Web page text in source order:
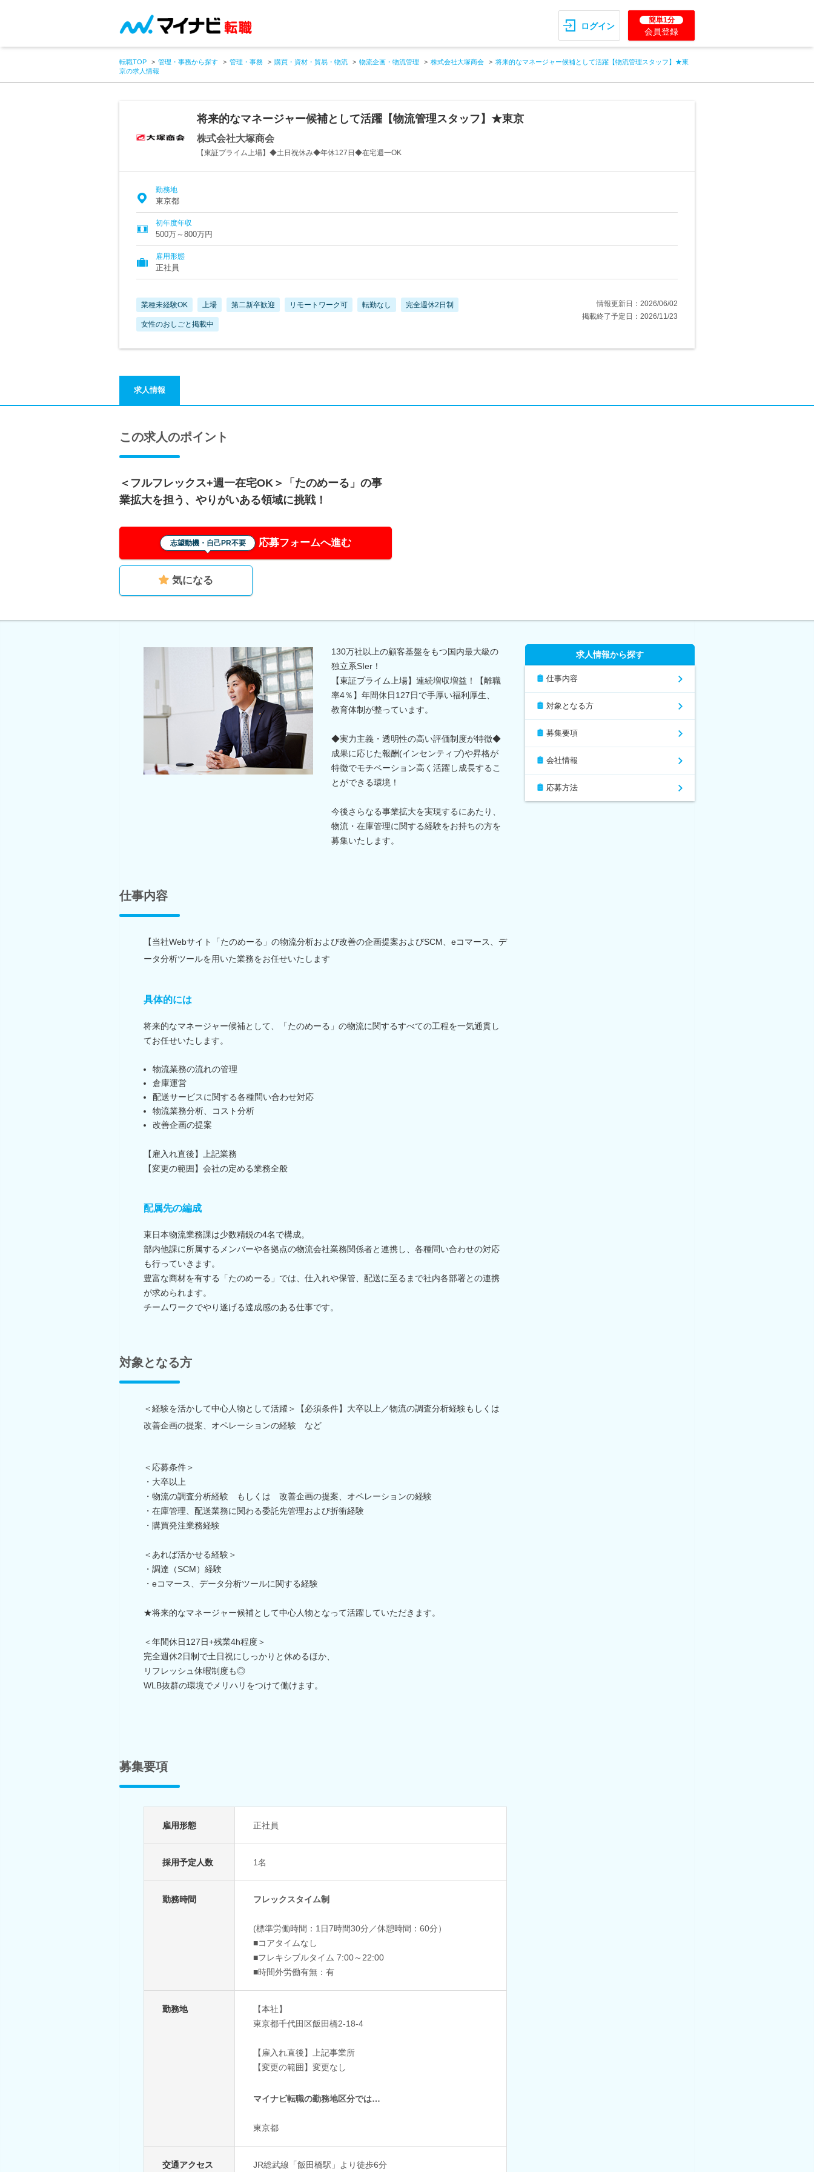
ログイン
簡単1分
会員登録
転職TOP 管理・事務から探す 管理・事務 購買・資材・貿易・物流 物流企画・物流管理 株式会社大塚商会
将来的なマネージャー候補として活躍【物流管理スタッフ】★東
京の求人情報
将来的なマネージャー候補として活躍【物流管理スタッフ】★東京
株式会社大塚商会
【東証プライム上場】◆土日祝休み◆年休127日◆在宅週一OK
勤務地
東京都
初年度年収
500万～800万円
雇用形態
正社員
業種未経験OK 上場 第二新卒歓迎 リモートワーク可 転勤なし 完全週休2日制
女性のおしごと掲載中
情報更新日：2026/06/02
掲載終了予定日：2026/11/23
求人情報
この求人のポイント
＜フルフレックス+週一在宅OK＞「たのめーる」の事
業拡大を担う、やりがいある領域に挑戦！
志望動機・自己PR不要 応募フォームへ進む
気になる
130万社以上の顧客基盤をもつ国内最大級の
独立系SIer！
【東証プライム上場】連続増収増益！【離職
率4％】年間休日127日で手厚い福利厚生、
教育体制が整っています。
◆実力主義・透明性の高い評価制度が特徴◆
成果に応じた報酬(インセンティブ)や昇格が
特徴でモチベーション高く活躍し成長するこ
とができる環境！
今後さらなる事業拡大を実現するにあたり、
物流・在庫管理に関する経験をお持ちの方を
募集いたします。
仕事内容
【当社Webサイト「たのめーる」の物流分析および改善の企画提案およびSCM、eコマース、デ
ータ分析ツールを用いた業務をお任せいたします
具体的には
将来的なマネージャー候補として、「たのめーる」の物流に関するすべての工程を一気通貫し
てお任せいたします。
物流業務の流れの管理
倉庫運営
配送サービスに関する各種問い合わせ対応
物流業務分析、コスト分析
改善企画の提案
【雇入れ直後】上記業務
【変更の範囲】会社の定める業務全般
配属先の編成
東日本物流業務課は少数精鋭の4名で構成。
部内他課に所属するメンバーや各拠点の物流会社業務関係者と連携し、各種問い合わせの対応
も行っていきます。
豊富な商材を有する「たのめーる」では、仕入れや保管、配送に至るまで社内各部署との連携
が求められます。
チームワークでやり遂げる達成感のある仕事です。
対象となる方
＜経験を活かして中心人物として活躍＞【必須条件】大卒以上／物流の調査分析経験もしくは
改善企画の提案、オペレーションの経験 など
＜応募条件＞
・大卒以上
・物流の調査分析経験 もしくは 改善企画の提案、オペレーションの経験
・在庫管理、配送業務に関わる委託先管理および折衝経験
・購買発注業務経験
＜あれば活かせる経験＞
・調達（SCM）経験
・eコマース、データ分析ツールに関する経験
★将来的なマネージャー候補として中心人物となって活躍していただきます。
＜年間休日127日+残業4h程度＞
完全週休2日制で土日祝にしっかりと休めるほか、
リフレッシュ休暇制度も◎
WLB抜群の環境でメリハリをつけて働けます。
募集要項
雇用形態 正社員
採用予定人数 1名
勤務時間 フレックスタイム制
(標準労働時間：1日7時間30分／休憩時間：60分）
■コアタイムなし
■フレキシブルタイム 7:00～22:00
■時間外労働有無：有
勤務地
【本社】
東京都千代田区飯田橋2-18-4
【雇入れ直後】上記事業所
【変更の範囲】変更なし
マイナビ転職の勤務地区分では…
東京都
交通アクセス JR総武線「飯田橋駅」より徒歩6分
求人情報から探す
仕事内容
対象となる方
募集要項
会社情報
応募方法